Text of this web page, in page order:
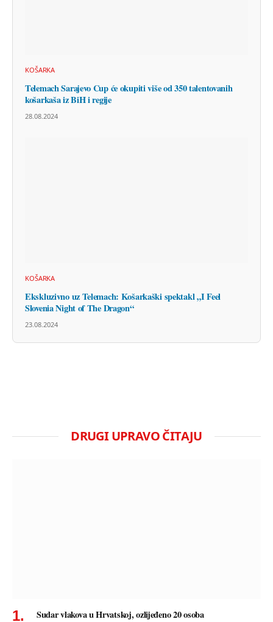
KOŠARKA
Telemach Sarajevo Cup će okupiti više od 350 talentovanih
košarkaša iz BiH i regije
28.08.2024
KOŠARKA
Ekskluzivno uz Telemach: Košarkaški spektakl „I Feel
Slovenia Night of The Dragon“
23.08.2024
DRUGI UPRAVO ČITAJU
Sudar vlakova u Hrvatskoj, ozlijeđeno 20 osoba